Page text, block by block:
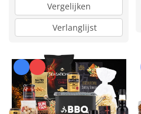
Vergelijken
Verlanglijst